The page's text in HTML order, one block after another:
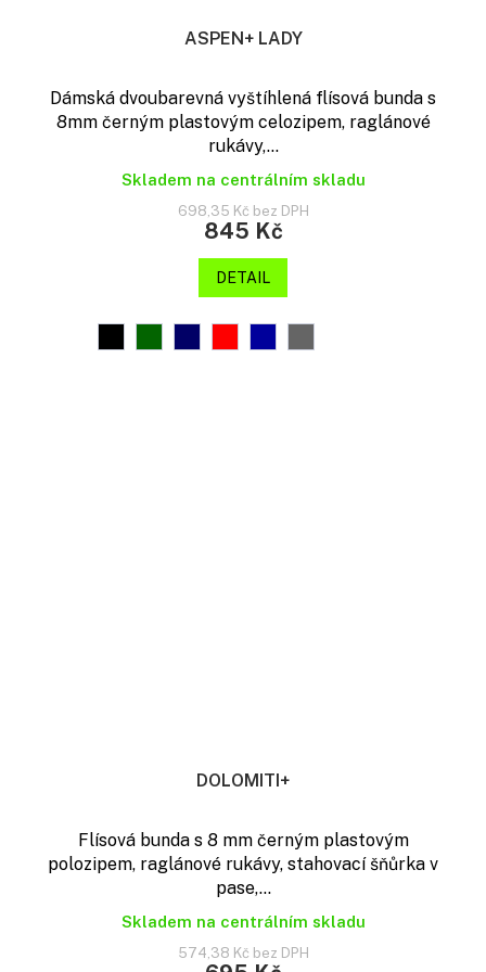
ASPEN+ LADY
Dámská dvoubarevná vyštíhlená flísová bunda s
8mm černým plastovým celozipem, raglánové
rukávy,...
Skladem na centrálním skladu
698,35 Kč bez DPH
845 Kč
DETAIL
DOLOMITI+
Flísová bunda s 8 mm černým plastovým
polozipem, raglánové rukávy, stahovací šňůrka v
pase,...
Skladem na centrálním skladu
574,38 Kč bez DPH